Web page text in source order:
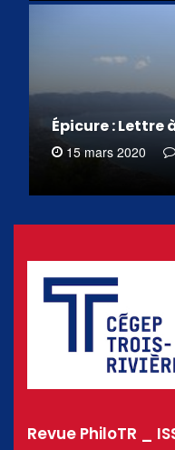
Épicure : Lettre
15 mars 2020
Revue PhiloTR _